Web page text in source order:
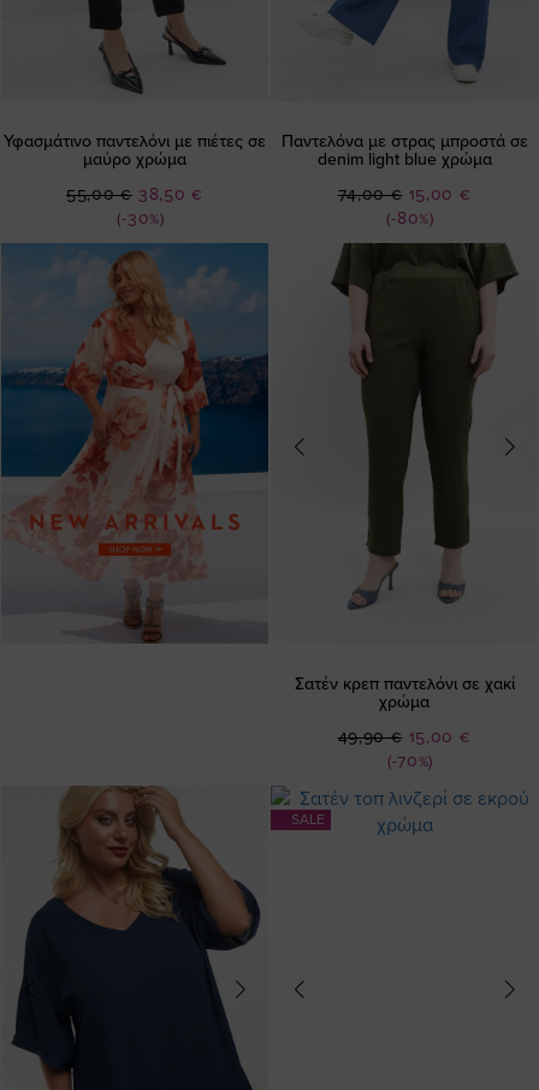
Υφασμάτινο παντελόνι με πιέτες σε
μαύρο χρώμα
(-30%)
Ειδική
Τιμή
38,50 €
55,00 €
Παντελόνα με στρας μπροστά σε
denim light blue χρώμα
(-80%)
Ειδική
Τιμή
15,00 €
74,00 €
Σατέν κρεπ παντελόνι σε χακί
χρώμα
(-70%)
Ειδική
Τιμή
15,00 €
49,90 €
SALE